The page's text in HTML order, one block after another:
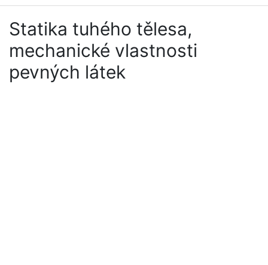
Statika tuhého tělesa,
mechanické vlastnosti
pevných látek